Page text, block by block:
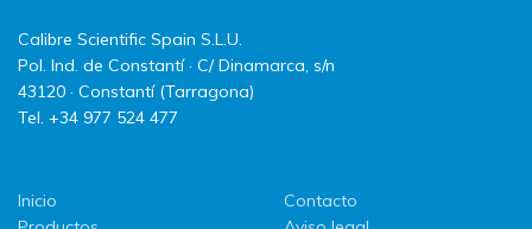
Calibre Scientific Spain S.L.U.
Pol. Ind. de Constantí · C/ Dinamarca, s/n
43120 · Constantí (Tarragona)
Tel. +34 977 524 477
Inicio
Contacto